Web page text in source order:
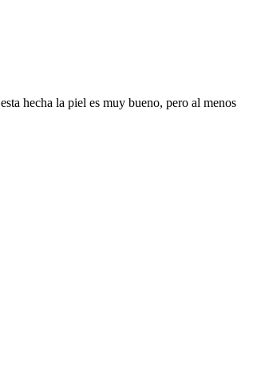
hecha la piel es muy bueno, pero al menos